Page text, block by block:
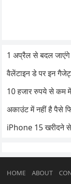
1 अप्रैल से बदल जाएंगे
वैलेंटाइन डे पर इन
10 हजार रुपये से कम
अकाउंट में नहीं है पैसे
iPhone 15 खरीदने से
HOME ABOUT